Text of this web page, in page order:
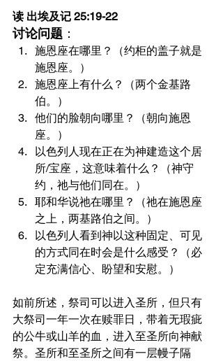
读 出埃及记 25:19-22
讨论问题 ：
施恩座在哪里？（约柜的盖子就是
施恩座。）
施恩座上有什么？（两个金基路
伯。）
他们的脸朝向哪里？（朝向施恩
座。）
以色列人现在正在为神建造这个居
所/宝座，这意味着什么？（神守
约，祂与他们同在。）
耶和华说祂在哪里？（祂在施恩座
之上，两基路伯之间。）
以色列人看到神以这种固定、可见
的方式同在时会是什么感受？（必
定充满信心、盼望和安慰。）
如前所述，祭司可以进入圣所，但只有
大祭司一年一次在赎罪日，带着无瑕疵
的公牛或山羊的血，进入至圣所向神献
祭。圣所和至圣所之间有一层幔子隔